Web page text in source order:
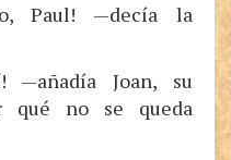
Paul! —decía la
—añadía Joan, su
qué no se queda